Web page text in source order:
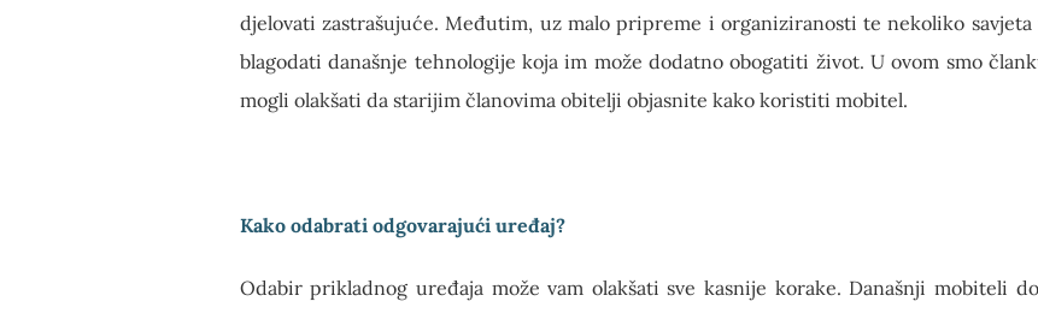
djelovati zastrašujuće. Međutim, uz malo pripreme i organiziranosti te nekoliko
blagodati današnje tehnologije koja im može dodatno obogatiti život. U ovom smo
mogli olakšati da starijim članovima obitelji objasnite kako koristiti mobitel.
Kako odabrati odgovarajući uređaj?
Odabir prikladnog uređaja može vam olakšati sve kasnije korake. Današnji mobiteli